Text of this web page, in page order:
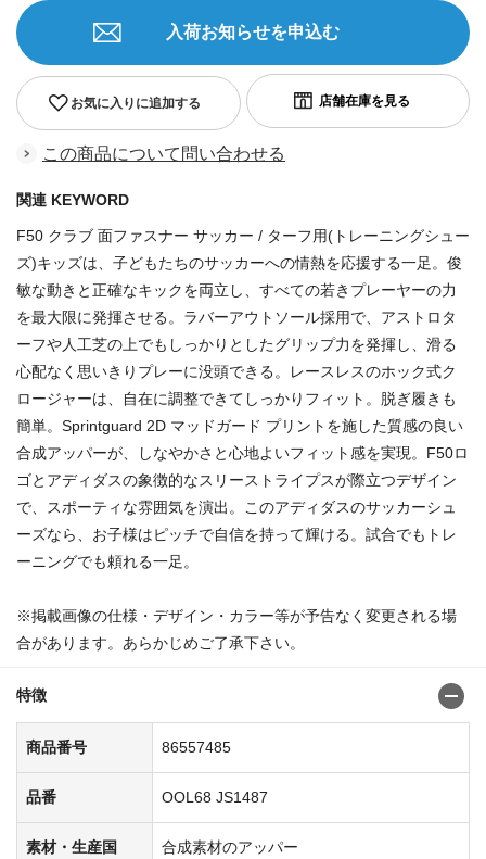
お気に入りに追加する
入荷お知らせを申込む
この商品について問い合わせる
関連 KEYWORD
F50 クラブ 面ファスナー サッカー / ターフ用(トレーニングシュー
ズ)キッズは、子どもたちのサッカーへの情熱を応援する一足。俊
敏な動きと正確なキックを両立し、すべての若きプレーヤーの力
を最大限に発揮させる。ラバーアウトソール採用で、アストロタ
ーフや人工芝の上でもしっかりとしたグリップ力を発揮し、滑る
心配なく思いきりプレーに没頭できる。レースレスのホック式ク
ロージャーは、自在に調整できてしっかりフィット。脱ぎ履きも
簡単。Sprintguard 2D マッドガード プリントを施した質感の良い
合成アッパーが、しなやかさと心地よいフィット感を実現。F50ロ
ゴとアディダスの象徴的なスリーストライプスが際立つデザイン
で、スポーティな雰囲気を演出。このアディダスのサッカーシュ
ーズなら、お子様はピッチで自信を持って輝ける。試合でもトレ
ーニングでも頼れる一足。
※掲載画像の仕様・デザイン・カラー等が予告なく変更される場
合があります。あらかじめご了承下さい。
特徴
商品番号 86557485
品番 OOL68 JS1487
素材・生産国
合成素材のアッパー